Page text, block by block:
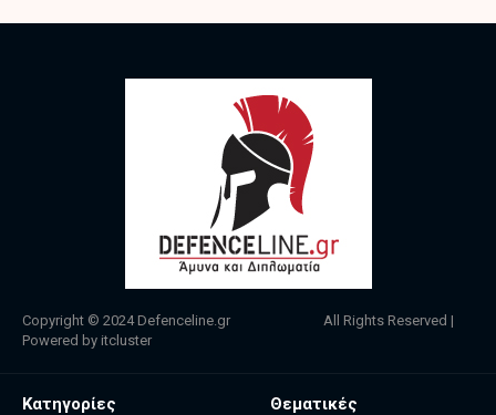
Copyright © 2024 Defenceline.gr All Rights Reserved |
Powered by itcluster
Κατηγορίες Θεματικές